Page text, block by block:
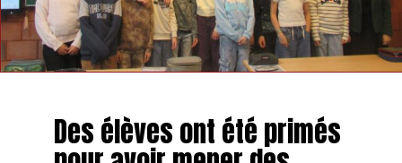
Des élèves ont été primés